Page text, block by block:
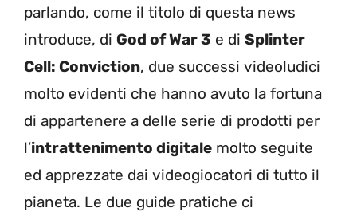
parlando, come il titolo di questa news
introduce, di God of War 3 e di Splinter
Cell: Conviction, due successi videoludici
molto evidenti che hanno avuto la fortuna
di appartenere a delle serie di prodotti per
l’intrattenimento digitale molto seguite
ed apprezzate dai videogiocatori di tutto il
pianeta. Le due guide pratiche ci